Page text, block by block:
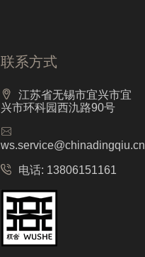
联系方式
江苏省无锡市宜兴市宜
兴市环科园西氿路90号
ws.service@chinadingqiu.cn
电话: 13806151161